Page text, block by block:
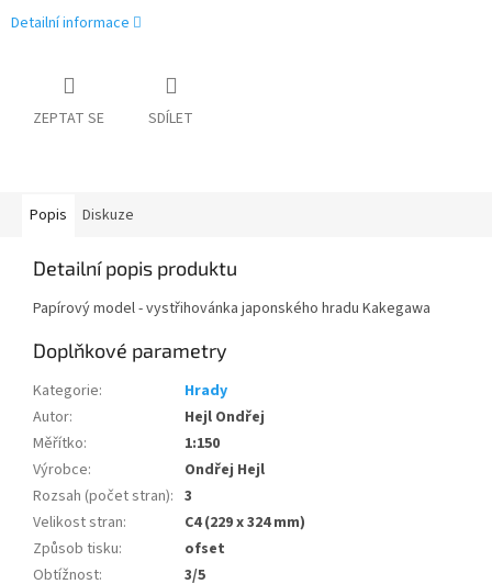
Detailní informace
ZEPTAT SE SDÍLET
Popis Diskuze
Detailní popis produktu
Papírový model - vystřihovánka japonského hradu Kakegawa
Doplňkové parametry
Kategorie:
Hrady
Autor:
Hejl Ondřej
Měřítko:
1:150
Výrobce:
Ondřej Hejl
Rozsah (počet stran): 3
Velikost stran:
C4 (229 x 324 mm)
Způsob tisku:
ofset
Obtížnost: 3/5